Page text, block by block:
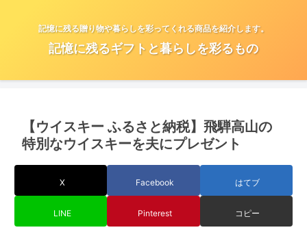
記憶に残る贈り物や暮らしを彩ってくれる商品を紹介します。
記憶に残るギフトと暮らしを彩るもの
【ウイスキー ふるさと納税】飛騨高山の
特別なウイスキーを夫にプレゼント
X Facebook はてブ
LINE Pinterest コピー